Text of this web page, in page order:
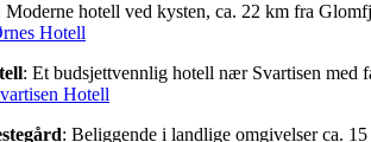
Moderne hotell ved kysten, ca. 22 km fra
Hotell
: Et budsjettvennlig hotell nær Svartisen med
Hotell
: Beliggende i landlige omgivelser ca.